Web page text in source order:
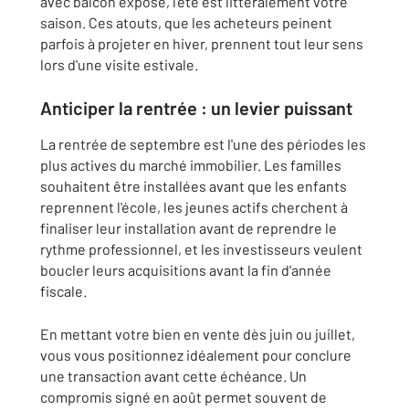
saison. Ces atouts, que les acheteurs peinent
parfois à projeter en hiver, prennent tout leur sens
lors d'une visite estivale.
Anticiper la rentrée : un levier puissant
La rentrée de septembre est l'une des périodes les
plus actives du marché immobilier. Les familles
souhaitent être installées avant que les enfants
reprennent l'école, les jeunes actifs cherchent à
finaliser leur installation avant de reprendre le
rythme professionnel, et les investisseurs veulent
boucler leurs acquisitions avant la fin d'année
fiscale.
En mettant votre bien en vente dès juin ou juillet,
vous vous positionnez idéalement pour conclure
une transaction avant cette échéance. Un
compromis signé en août permet souvent de